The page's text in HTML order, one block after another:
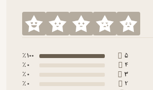
5
100 ٪
4
0 ٪
3
0 ٪
2
0 ٪